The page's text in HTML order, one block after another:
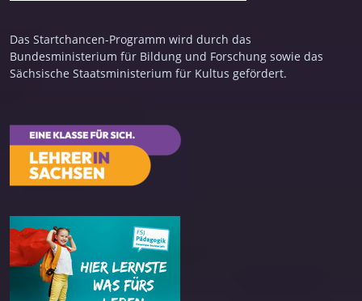
Das Startchancen-Programm wird durch das
Bundesministerium für Bildung und Forschung sowie das
Sächsische Staatsministerium für Kultus gefördert.